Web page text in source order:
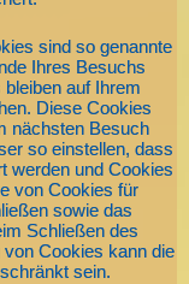
sind so genannte
Ihres Besuchs
auf Ihrem
Diese Cookies
nächsten Besuch
so einstellen, dass
werden und Cookies
von Cookies für
sowie das
Schließen des
Cookies kann die
sein.